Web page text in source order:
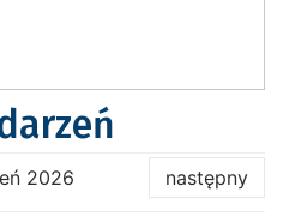
2026 następny